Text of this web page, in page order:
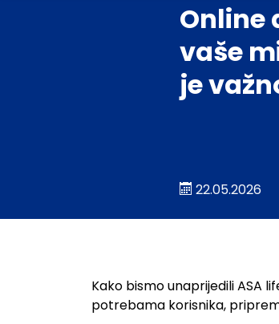
Online
vaše
je
22.05.2026
Online anketa,
Kako bismo unaprijedili ASA
potrebama korisnika,